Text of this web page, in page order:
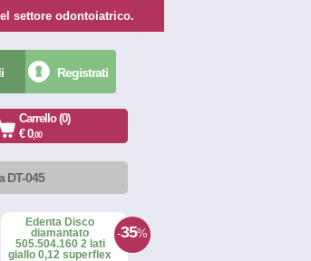
settore odontoiatrico.
Registrati
Carrello (0)
€ 0,00
DT-045
-35%
Edenta Disco
diamantato
505.504.160 2 lati
giallo 0,12 superflex